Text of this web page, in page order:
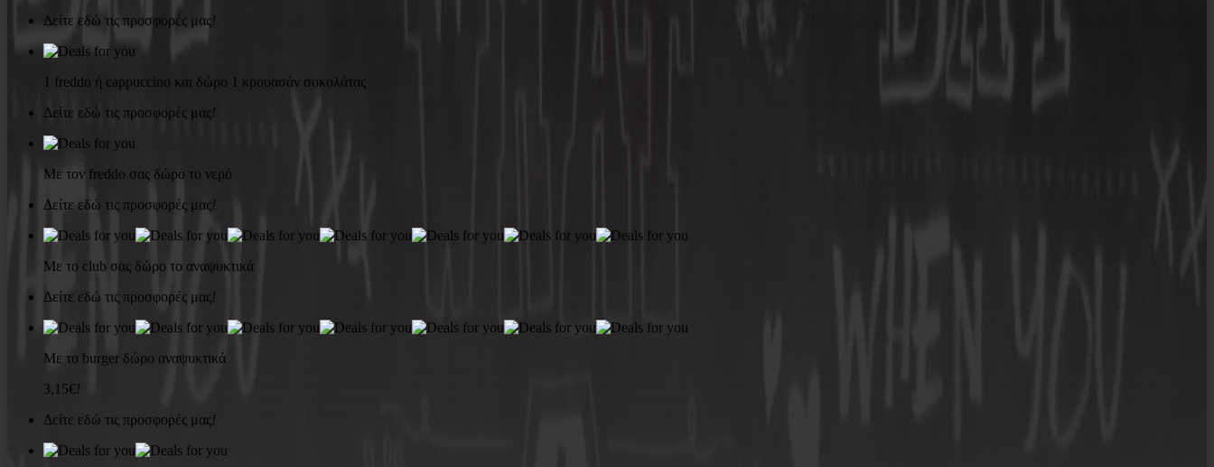
Δείτε εδώ τις προσφορές μας!
1 freddo ή cappuccino και δώρο 1 κρουασάν σοκολάτας
Δείτε εδώ τις προσφορές μας!
Με τον freddo σας δώρο το νερό
Δείτε εδώ τις προσφορές μας!
Με το club σας δώρο το αναψυκτικά
Δείτε εδώ τις προσφορές μας!
Με το burger δώρο αναψυκτικά
3,15€!
Δείτε εδώ τις προσφορές μας!